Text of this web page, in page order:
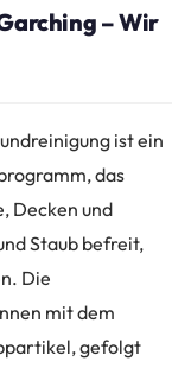
– Wir
ist ein
das
Decken und
Staub befreit,
Die
mit dem
gefolgt